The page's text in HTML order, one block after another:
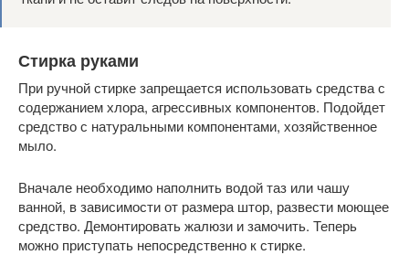
Стирка руками
При ручной стирке запрещается использовать средства с
содержанием хлора, агрессивных компонентов. Подойдет
средство с натуральными компонентами, хозяйственное
мыло.
Вначале необходимо наполнить водой таз или чашу
ванной, в зависимости от размера штор, развести моющее
средство. Демонтировать жалюзи и замочить. Теперь
можно приступать непосредственно к стирке.